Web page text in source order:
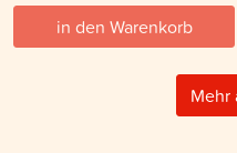
in den Warenkorb
Mehr